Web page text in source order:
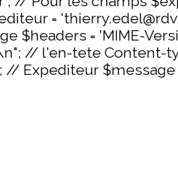
=
$headers = 'MIME-
// l'en-tete Content-
// Expediteur $message